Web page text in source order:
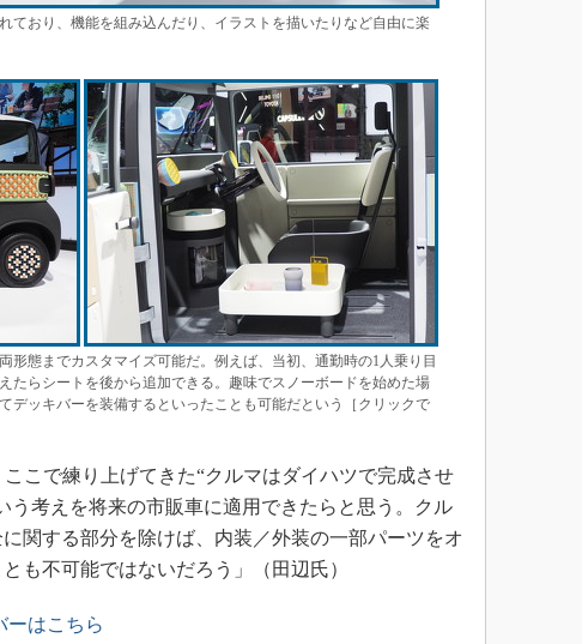
ており、機能を組み込んだり、イラストを描いたりなど自由に楽
形態までカスタマイズ可能だ。例えば、当初、通勤時の1人乗り目
たらシートを後から追加できる。趣味でスノーボードを始めた場
デッキバーを装備するといったことも可能だという［クリックで
こで練り上げてきた“クルマはダイハツで完成させ
う考えを将来の市販車に適用できたらと思う。クル
関する部分を除けば、内装／外装の一部パーツをオ
も不可能ではないだろう」（田辺氏）
はこちら